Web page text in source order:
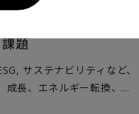
題
サステナビリティなど、
長、エネルギー転換、イ